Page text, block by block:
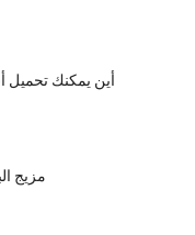
أين يمكنك تحميل
مزيج